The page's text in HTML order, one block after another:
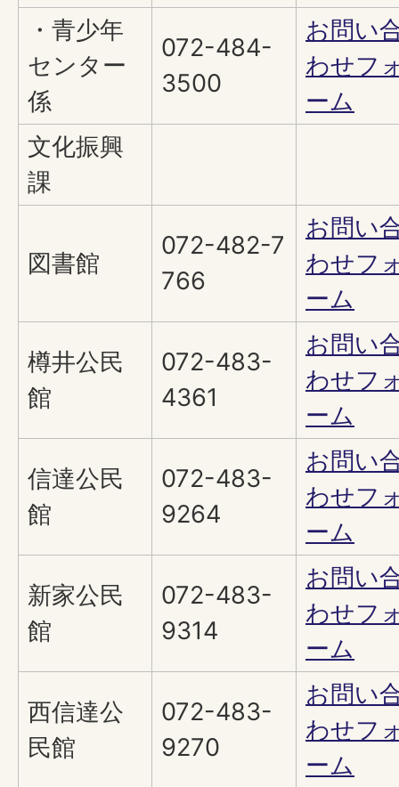
・青少年
センター
係
072-484-
3500
お問い
わせフ
ーム
文化振興
課
図書館
072-482-7
766
お問い
わせフ
ーム
樽井公民
館
072-483-
4361
お問い
わせフ
ーム
信達公民
館
072-483-
9264
お問い
わせフ
ーム
新家公民
館
072-483-
9314
お問い
わせフ
ーム
西信達公
民館
072-483-
9270
お問い
わせフ
ーム